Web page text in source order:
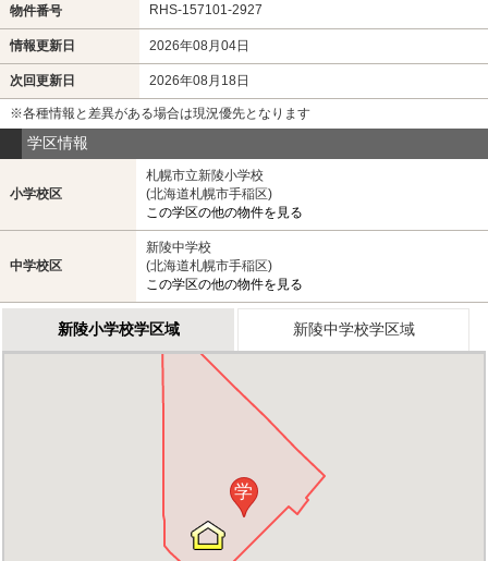
物件番号 RHS-157101-2927
情報更新日 2026年08月04日
次回更新日 2026年08月18日
※各種情報と差異がある場合は現況優先となります
学区情報
小学校区
札幌市立新陵小学校
(北海道札幌市手稲区)
この学区の他の物件を見る
中学校区
新陵中学校
(北海道札幌市手稲区)
この学区の他の物件を見る
新陵小学校学区域 新陵中学校学区域
学